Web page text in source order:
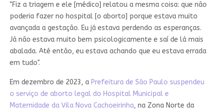
"Fiz a triagem e ele [médico] relatou a mesma coisa: que não
poderia fazer no hospital [o aborto] porque estava muito
avançada a gestação. Eu já estava perdendo as esperanças.
Já não estava muito bem psicologicamente e saí de lá mais
abalada. Até então, eu estava achando que eu estava errada
em tudo".
Em dezembro de 2023, a Prefeitura de São Paulo suspendeu
o serviço de aborto legal do Hospital Municipal e
Maternidade da Vila Nova Cachoeirinha, na Zona Norte da